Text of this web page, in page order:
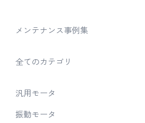
メンテナンス事例集
全てのカテゴリ
汎用モータ
振動モータ